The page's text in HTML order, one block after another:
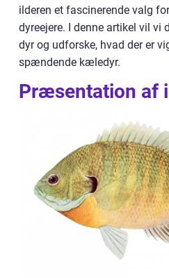
ilderen et fascinerende valg
dyreejere. I denne artikel vil vi
dyr og udforske, hvad der er
spændende kæledyr.
Præsentation af